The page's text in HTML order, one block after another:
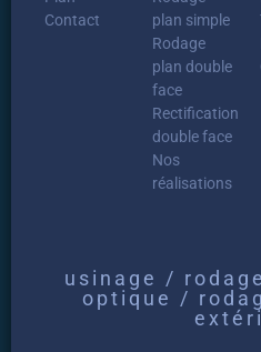
Contact
plan simple
Rodage
plan double
face
Rectification
double face
Nos
réalisations
usinage /
optique /